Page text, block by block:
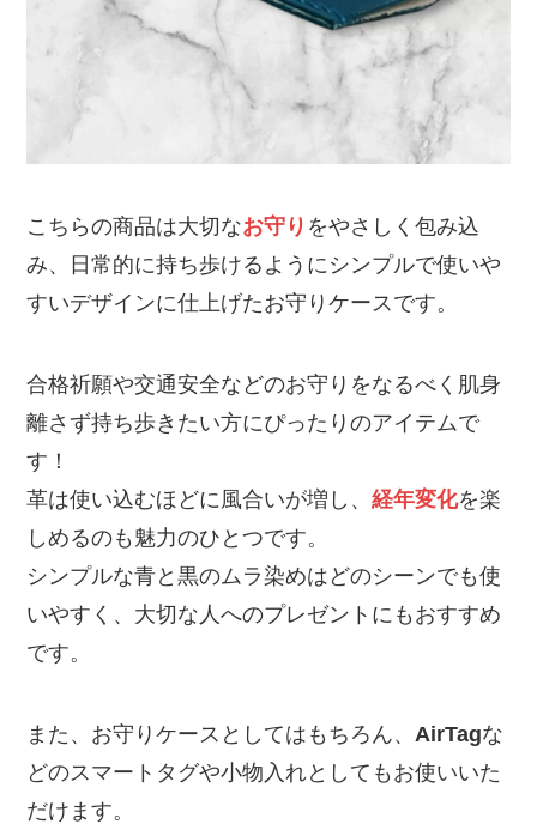
こちらの商品は大切なお守り をやさしく包み込
み、日常的に持ち歩けるようにシンプルで使いや
すいデザインに仕上げたお守りケースです。
合格祈願や交通安全などのお守りをなるべく肌身
離さず持ち歩きたい方にぴったりのアイテムで
す！
革は使い込むほどに風合いが増し、経年変化を楽
しめるのも魅力のひとつです。
シンプルな青と黒のムラ染めはどのシーンでも使
いやすく、大切な人へのプレゼントにもおすすめ
です。
また、お守りケースとしてはもちろん、 AirTagな
どのスマートタグや小物入れとしてもお使いいた
だけます。